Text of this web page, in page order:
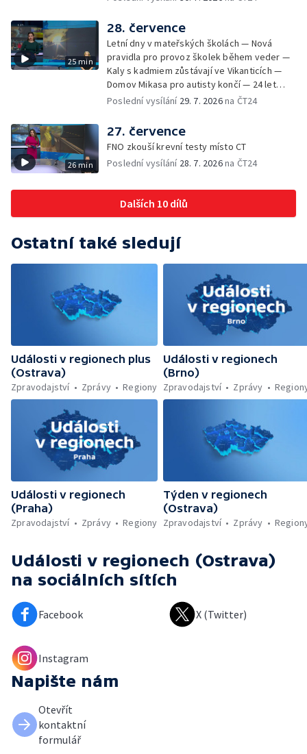
Nedostatek krve v transfuzních stanicích —
Spor kvůli novému chodníku na Keprník —
Olomoucké shakespearovské léto
25 min
28. července
Letní dny v mateřských školách — Nová
pravidla pro provoz školek během veder —
Kaly s kadmiem zůstávají ve Vikanticích —
Domov Mikasa pro autisty končí — 24 let
vězení za zapálení ženy — Kybernetický
Gorol se chystá na festival — Nová
cyklostezka až na Slovensko — AI pomáhá
při endoskopii — Výběr ze sociálních sítí ČT
— Zemřela baletka Vlasta Pavelcová —
Jičíně
Poslední vysílání 29. 7. 2026na ČT24
26 min
27. července
FNO zkouší krevní testy místo CT
Poslední vysílání 28. 7. 2026na ČT24
Dalších 10 dílů
Ostatní také sledují
Události v regionech plus
(Ostrava)
Zpravodajství
Zprávy Regiony
Události v regionech
(Brno)
Zpravodajství
Zprávy
Události v regionech
(Praha)
Zpravodajství
Zprávy Regiony
Týden v regionech
(Ostrava)
Zpravodajství
Zprávy
Události v regionech (Ostrava)
na sociálních sítích
Facebook X (Twitter)
Instagram
Napište nám
Otevřít
kontaktní
formulář